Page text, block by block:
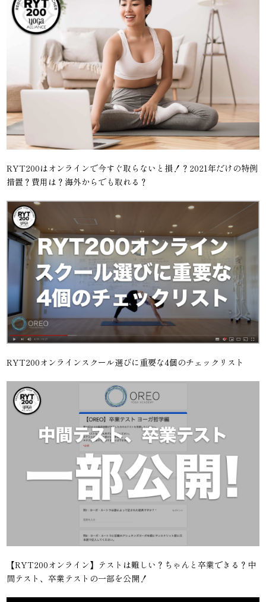
RYT200はオンラインで今すぐ取らないと損！？2021年だけの特例
措置？費用は？海外からでも取れる？
RYT200オンラインスクール選びに重要な4個のチェックリスト
【RYT200オンライン】テストは難しい？ちゃんと卒業できる？中
間テスト、卒業テストの一部を公開！